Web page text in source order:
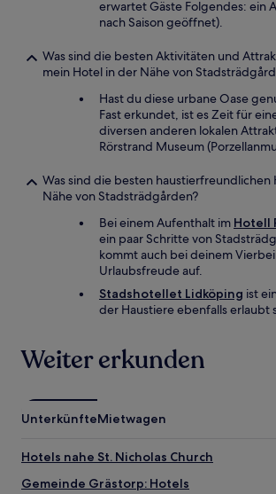
erwartet Gäste Folgendes: ein
nach Saison geöffnet).
Was sind die besten Aktivitäten und
mein Hotel in der Nähe von
Hast du diese urbane Oase
Fast erkundet, ist es Zeit für
diversen anderen lokalen
Rörstrand Museum
Was sind die besten haustierfreundlichen
Nähe von Stadsträdgården?
Bei einem Aufenthalt im Hotell
ein paar Schritte von
kommt auch bei deinem
Urlaubsfreude auf.
Stadshotellet Lidköping ist
der Haustiere ebenfalls erlaubt
Weiter erkunden
UnterkünfteMietwagen
Hotels nahe St. Nicholas Church
Gemeinde Grästorp: Hotels